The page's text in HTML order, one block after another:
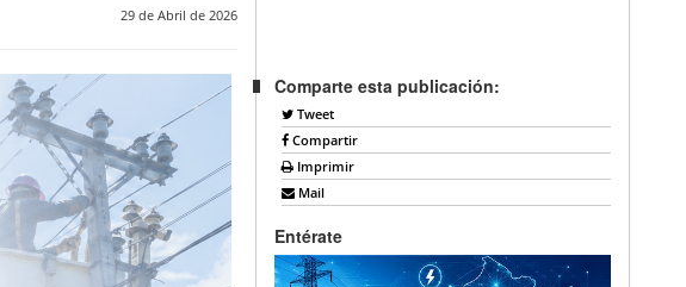
29 de Abril de 2026
Comparte esta publicación:
Tweet
Compartir
Imprimir
Mail
Entérate